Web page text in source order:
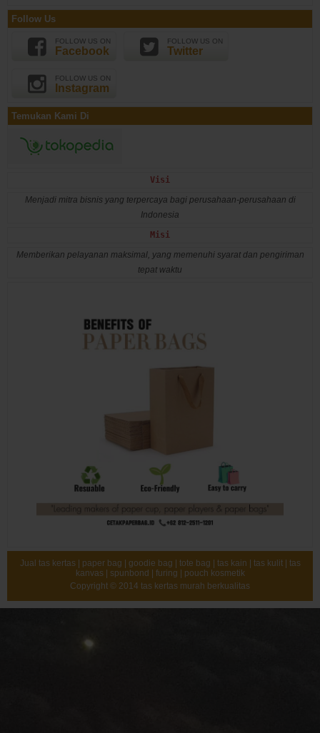
Follow Us
FOLLOW US ON
Facebook
FOLLOW US ON
Twitter
FOLLOW US ON
Instagram
Temukan Kami Di
Visi
Menjadi mitra bisnis yang terpercaya bagi perusahaan-perusahaan di
Indonesia
Misi
Memberikan pelayanan maksimal, yang memenuhi syarat dan pengiriman
tepat waktu
Jual tas kertas | paper bag | goodie bag | tote bag | tas kain | tas kulit | tas
kanvas | spunbond | furing | pouch kosmetik
Copyright © 2014 tas kertas murah berkualitas